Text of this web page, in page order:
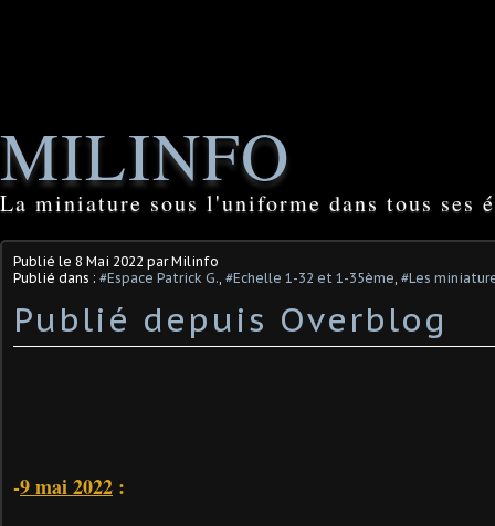
MILINFO
La miniature sous l'uniforme dans tous ses
Publié le 8 Mai 2022 par Milinfo
Publié dans : #Espace Patrick G., #Echelle 1-32 et 1-35ème, #Les
Publié depuis Overblog
-9 mai 2022 :